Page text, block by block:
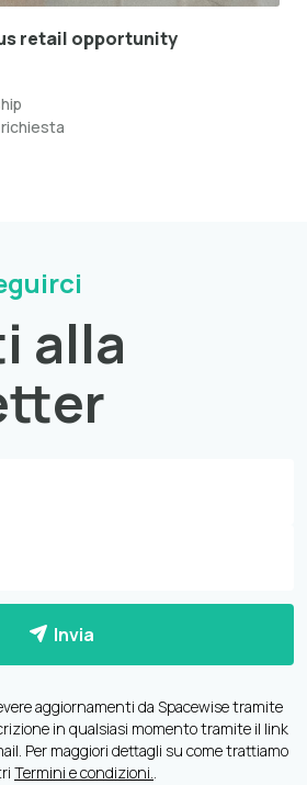
retail opportunity
alla
Invia
aggiornamenti da Spacewise tramite
in qualsiasi momento tramite il link
Per maggiori dettagli su come trattiamo
Termini e condizioni..